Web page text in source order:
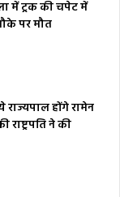
में ट्रक की चपेट में
पर मौत
होंगे रामेन
राष्ट्रपति ने की